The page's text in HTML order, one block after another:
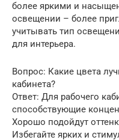
более яркими и
освещении – более
учитывать тип
для интерьера.
Вопрос: Какие цвета
кабинета?
Ответ: Для рабочего
способствующие
Хорошо подойдут
Избегайте ярких и